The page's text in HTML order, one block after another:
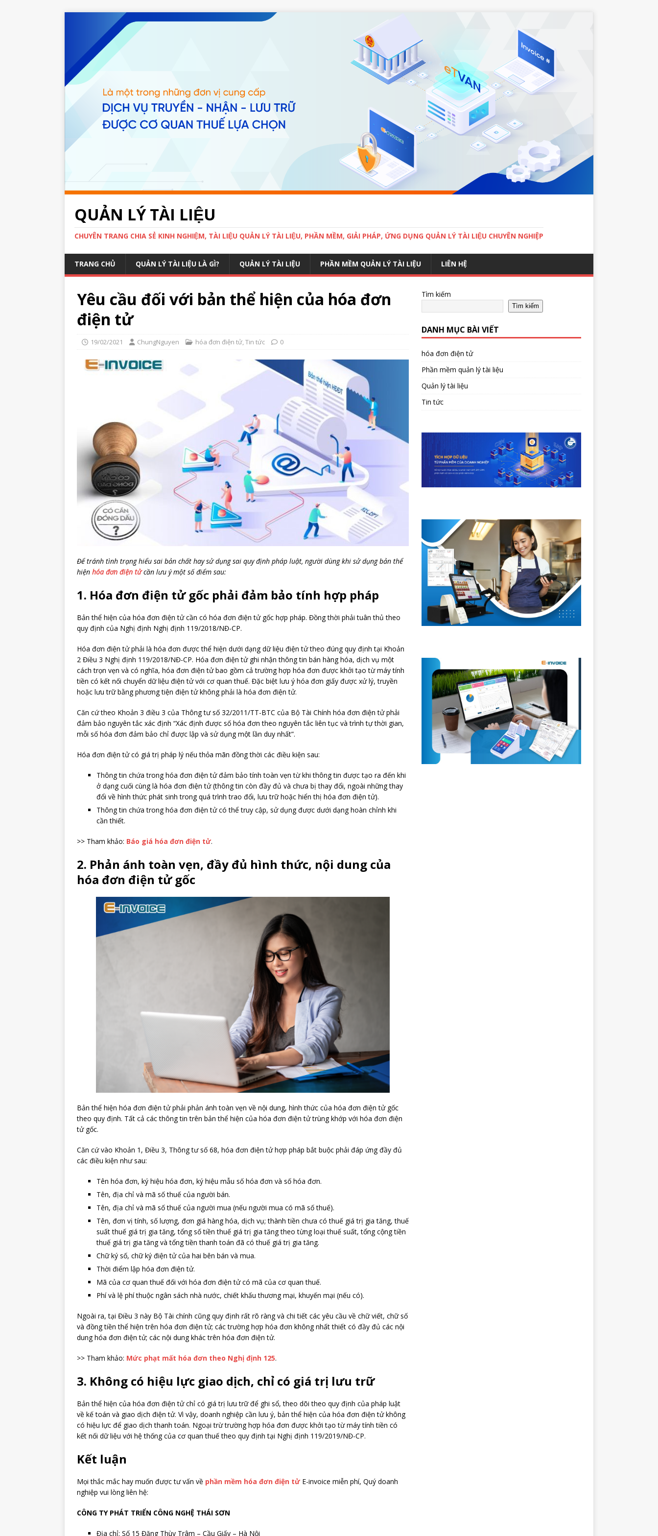
QUẢN LÝ TÀI LIỆU
CHUYÊN TRANG CHIA SẺ KINH NGHIỆM, TÀI LIỆU QUẢN LÝ TÀI LIỆU, PHẦN MỀM, GIẢI PHÁP, ỨNG DỤNG QUẢN LÝ TÀI LIỆU CHUYÊN NGHIỆP
TRANG CHỦ QUẢN LÝ TÀI LIỆU LÀ GÌ? QUẢN LÝ TÀI LIỆU PHẦN MỀM QUẢN LÝ TÀI LIỆU LIÊN HỆ
Yêu cầu đối với bản thể hiện của hóa đơn
điện tử
19/02/2021 ChungNguyen hóa đơn điện tử,Tin tức 0
Để tránh tình trạng hiểu sai bản chất hay sử dụng sai quy định pháp luật, người dùng khi sử dụng bản thể
hiện hóa đơn điện tửcần lưu ý một số điểm sau:
1. Hóa đơn điện tử gốc phải đảm bảo tính hợp pháp
Bản thể hiện của hóa đơn điện tử cần có hóa đơn điện tử gốc hợp pháp. Đồng thời phải tuân thủ theo
quy định của Nghị định Nghị định 119/2018/NĐ-CP.
Hóa đơn điện tử phải là hóa đơn được thể hiện dưới dạng dữ liệu điện tử theo đúng quy định tại Khoản
2 Điều 3 Nghị định 119/2018/NĐ-CP. Hóa đơn điện tử ghi nhận thông tin bán hàng hóa, dịch vụ một
cách trọn vẹn và có nghĩa, hóa đơn điện tử bao gồm cả trường hợp hóa đơn được khởi tạo từ máy tính
tiền có kết nối chuyển dữ liệu điện tử với cơ quan thuế. Đặc biệt lưu ý hóa đơn giấy được xử lý, truyền
hoặc lưu trữ bằng phương tiện điện tử không phải là hóa đơn điện tử.
Căn cứ theo Khoản 3 điều 3 của Thông tư số 32/2011/TT-BTC của Bộ Tài Chính hóa đơn điện tử phải
đảm bảo nguyên tắc xác định “Xác định được số hóa đơn theo nguyên tắc liên tục và trình tự thời gian,
mỗi số hóa đơn đảm bảo chỉ được lập và sử dụng một lần duy nhất”.
Hóa đơn điện tử có giá trị pháp lý nếu thỏa mãn đồng thời các điều kiện sau:
Thông tin chứa trong hóa đơn điện tử đảm bảo tính toàn vẹn từ khi thông tin được tạo ra đến khi
ở dạng cuối cùng là hóa đơn điện tử (thông tin còn đầy đủ và chưa bị thay đổi, ngoài những thay
đổi về hình thức phát sinh trong quá trình trao đổi, lưu trữ hoặc hiển thị hóa đơn điện tử).
Thông tin chứa trong hóa đơn điện tử có thể truy cập, sử dụng được dưới dạng hoàn chỉnh khi
cần thiết.
>> Tham khảo: Báo giá hóa đơn điện tử.
2. Phản ánh toàn vẹn, đầy đủ hình thức, nội dung của
hóa đơn điện tử gốc
Bản thể hiện hóa đơn điện tử phải phản ánh toàn vẹn về nội dung, hình thức của hóa đơn điện tử gốc
theo quy định. Tất cả các thông tin trên bản thể hiện của hóa đơn điện tử trùng khớp với hóa đơn điện
tử gốc.
Căn cứ vào Khoản 1, Điều 3, Thông tư số 68, hóa đơn điện tử hợp pháp bắt buộc phải đáp ứng đầy đủ
các điều kiện như sau:
Tên hóa đơn, ký hiệu hóa đơn, ký hiệu mẫu số hóa đơn và số hóa đơn.
Tên, địa chỉ và mã số thuế của người bán.
Tên, địa chỉ và mã số thuế của người mua (nếu người mua có mã số thuế).
Tên, đơn vị tính, số lượng, đơn giá hàng hóa, dịch vụ; thành tiền chưa có thuế giá trị gia tăng, thuế
suất thuế giá trị gia tăng, tổng số tiền thuế giá trị gia tăng theo từng loại thuế suất, tổng cộng tiền
thuế giá trị gia tăng và tổng tiền thanh toán đã có thuế giá trị gia tăng.
Chữ ký số, chữ ký điện tử của hai bên bán và mua.
Thời điểm lập hóa đơn điện tử.
Mã của cơ quan thuế đối với hóa đơn điện tử có mã của cơ quan thuế.
Phí và lệ phí thuộc ngân sách nhà nước, chiết khấu thương mại, khuyến mại (nếu có).
Ngoài ra, tại Điều 3 này Bộ Tài chính cũng quy định rất rõ ràng và chi tiết các yêu cầu về chữ viết, chữ số
và đồng tiền thể hiện trên hóa đơn điện tử; các trường hợp hóa đơn không nhất thiết có đầy đủ các nội
dung hóa đơn điện tử; các nội dung khác trên hóa đơn điện tử.
>> Tham khảo: Mức phạt mất hóa đơn theo Nghị định 125.
3. Không có hiệu lực giao dịch, chỉ có giá trị lưu trữ
Bản thể hiện của hóa đơn điện tử chỉ có giá trị lưu trữ để ghi sổ, theo dõi theo quy định của pháp luật
về kế toán và giao dịch điện tử. Vì vậy, doanh nghiệp cần lưu ý, bản thể hiện của hóa đơn điện tử không
có hiệu lực để giao dịch thanh toán. Ngoại trừ trường hợp hóa đơn được khởi tạo từ máy tính tiền có
kết nối dữ liệu với hệ thống của cơ quan thuế theo quy định tại Nghị định 119/2019/NĐ-CP.
Kết luận
Mọi thắc mắc hay muốn được tư vấn về phần mềm hóa đơn điện tửE-invoice miễn phí, Quý doanh
nghiệp vui lòng liên hệ:
CÔNG TY PHÁT TRIỂN CÔNG NGHỆ THÁI SƠN
Địa chỉ: Số 15 Đặng Thùy Trâm – Cầu Giấy – Hà Nội
Tìm kiếm
Tìm kiếm
DANH MỤC BÀI VIẾT
hóa đơn điện tử
Phần mềm quản lý tài liệu
Quản lý tài liệu
Tin tức